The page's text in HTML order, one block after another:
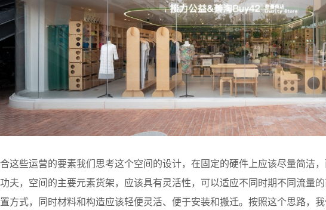
这些运营的要素我们思考这个空间的设计，在固定的硬件上应该尽量简洁
夫，空间的主要元素货架，应该具有灵活性，可以适应不同时期不同流量
方式，同时材料和构造应该轻便灵活、便于安装和搬迁。按照这个思路，